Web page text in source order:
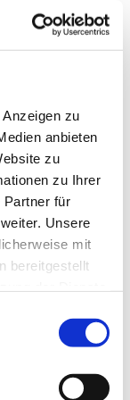
zu
anbieten
zu
zu Ihrer
Partner für
Unsere
mit
bereitgestellt
Kantor